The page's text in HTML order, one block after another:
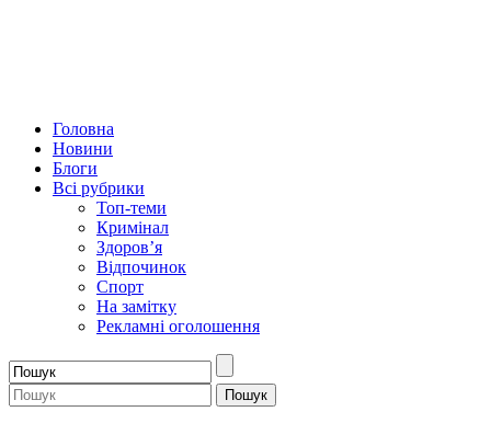
Головна
Новини
Блоги
Всі рубрики
Топ-теми
Кримінал
Здоров’я
Відпочинок
Спорт
На замітку
Рекламні оголошення